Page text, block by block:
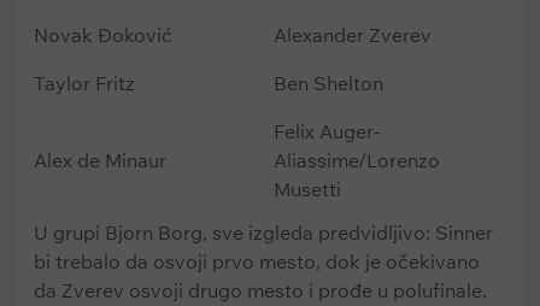
Novak Đoković
Alexander Zverev
Taylor Fritz
Ben Shelton
Alex de Minaur
Felix Auger-
Aliassime/Lorenzo
Musetti
U grupi Bjorn Borg, sve izgleda predvidljivo: Sinner
bi trebalo da osvoji prvo mesto, dok je očekivano
da Zverev osvoji drugo mesto i prođe u polufinale.